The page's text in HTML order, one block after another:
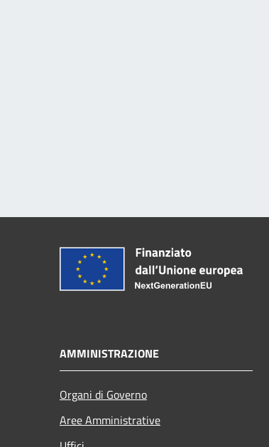
AMMINISTRAZIONE
Organi di Governo
Aree Amministrative